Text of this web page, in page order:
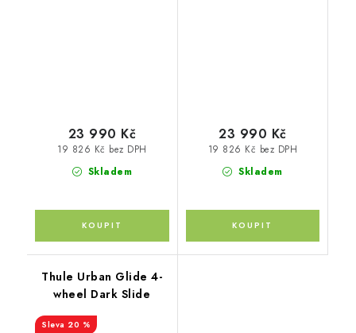
Skladem
19 826 Kč bez DPH
23 990 Kč
Skladem
19 826 Kč bez DPH
23 990 Kč
Thule Urban Glide 4-
wheel Dark Slide
20 %